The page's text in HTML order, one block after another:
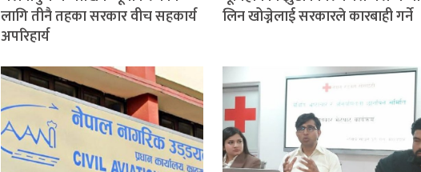
लागि तीनै तहका सरकार वीच सहकार्य
अपरिहार्य
लिन खोज्नेलाई सरकारले कारबाही गर्ने